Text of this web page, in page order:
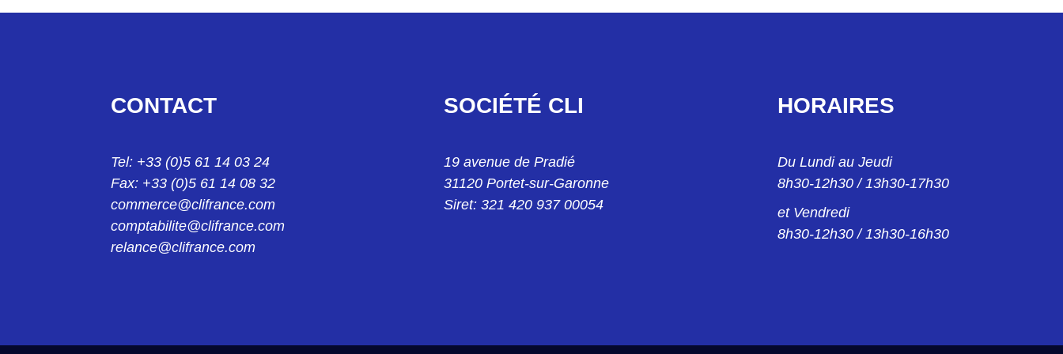
CONTACT COAX 50 OHMS RG58CU Femelle FMX008S101
CROCHET POUR CAPOT FRH1/5P
FRS1/5K333
VIS MOLETEE POUR CAPOT LG12 FRS1/5-K333
CONTACT
Tel: +33 (0)5 61 14 03 24
Fax: +33 (0)5 61 14 08 32
commerce@clifrance.com
comptabilite@clifrance.com
relance@clifrance.com
SOCIÉTÉ CLI
19 avenue de Pradié
31120 Portet-sur-Garonne
Siret: 321 420 937 00054
HORAIRES
Du Lundi au Jeudi
8h30-12h30 / 13h30-17h30
et Vendredi
8h30-12h30 / 13h30-16h30